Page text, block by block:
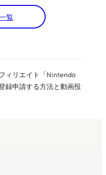
覧
ィリエイト「Nintendo
録申請する方法と動画投